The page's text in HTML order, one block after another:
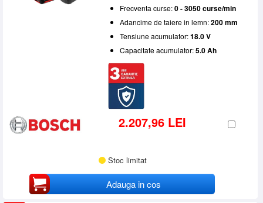
Frecventa curse:0 - 3050 curse/min
Adancime de taiere in lemn:200 mm
Tensiune acumulator:18.0 V
Capacitate acumulator:5.0 Ah
2.207,96 LEI
Stoc limitat
Adauga in cos